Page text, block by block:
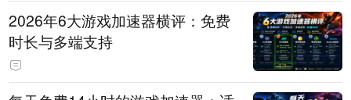
2026年6大游戏加速器横评：免费
时长与多端支持